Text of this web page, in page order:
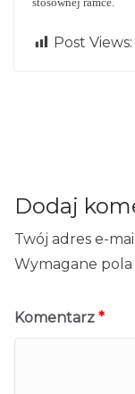
Post Views:
← Pr
Dodaj
Twój adres e-
Wymagane pola
Komentarz *